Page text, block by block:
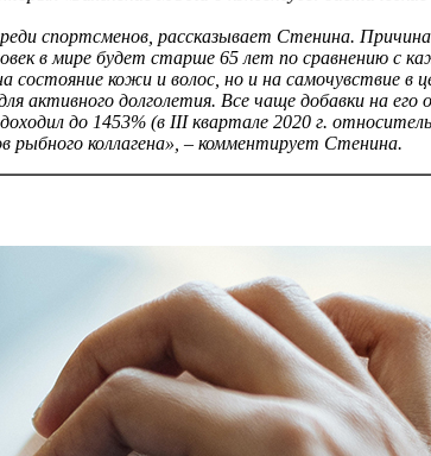
спортсменов, рассказывает Стенина.
в мире будет старше 65 лет по сравнению с
состояние кожи и волос, но и на самочувствие
активного долголетия. Все чаще добавки на
до 1453% (в III квартале 2020 г.
рыбного коллагена», – комментирует Стенина.